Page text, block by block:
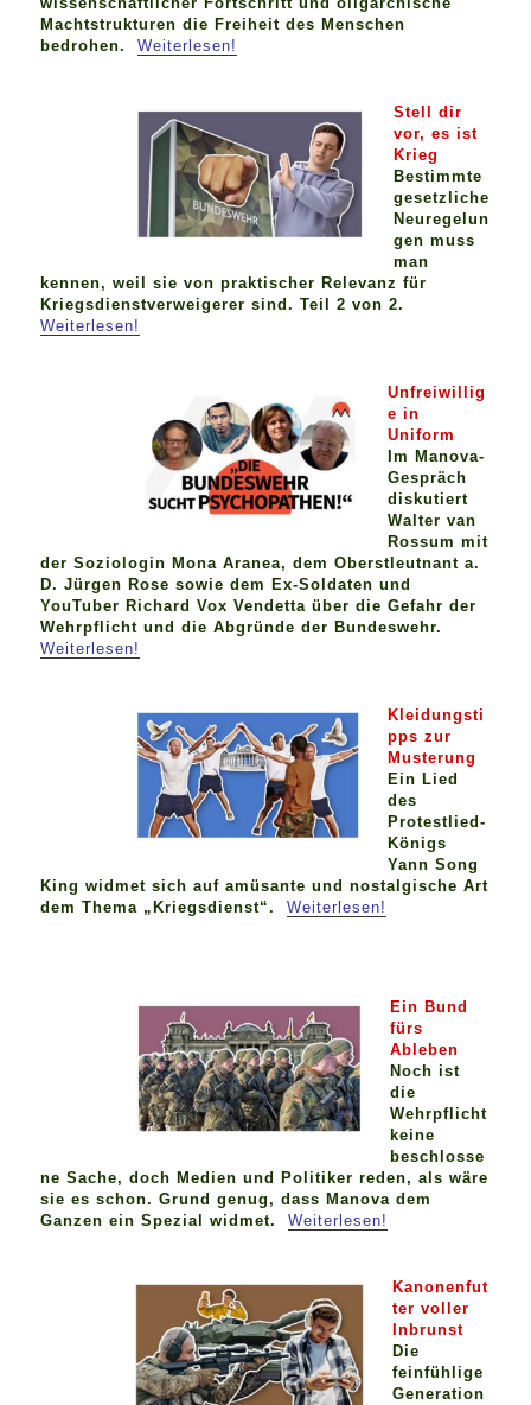
Machtstrukturen die Freiheit des Menschen
bedrohen.Weiterlesen!
Stell dir
vor, es ist
Krieg
Bestimmte
gesetzliche
Neuregelun
gen muss
man
kennen, weil sie von praktischer Relevanz für
Kriegsdienstverweigerer sind. Teil 2 von 2.
Weiterlesen!
Unfreiwillig
e in
Uniform
Im Manova-
Gespräch
diskutiert
Walter van
Rossum mit
der Soziologin Mona Aranea, dem Oberstleutnant a.
D. Jürgen Rose sowie dem Ex-Soldaten und
YouTuber Richard Vox Vendetta über die Gefahr der
Wehrpflicht und die Abgründe der Bundeswehr.
Weiterlesen!
Kleidungsti
pps zur
Musterung
Ein Lied
des
Protestlied-
Königs
Yann Song
King widmet sich auf amüsante und nostalgische Art
dem Thema „Kriegsdienst“.Weiterlesen!
Ein Bund
fürs
Ableben
Noch ist
die
Wehrpflicht
keine
beschlosse
ne Sache, doch Medien und Politiker reden, als wäre
sie es schon. Grund genug, dass Manova dem
Ganzen ein Spezial widmet.Weiterlesen!
Kanonenfut
ter voller
Inbrunst
Die
feinfühlige
Generation